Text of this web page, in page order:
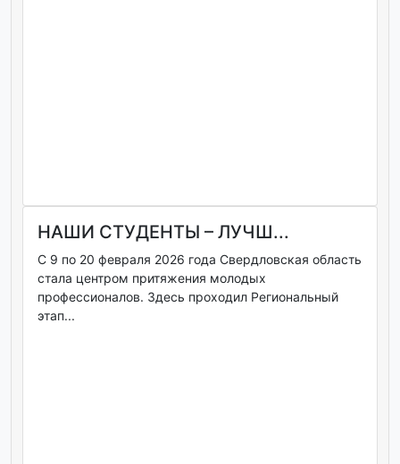
НАШИ СТУДЕНТЫ – ЛУЧШ...
С 9 по 20 февраля 2026 года Свердловская область
стала центром притяжения молодых
профессионалов. Здесь проходил Региональный
этап...